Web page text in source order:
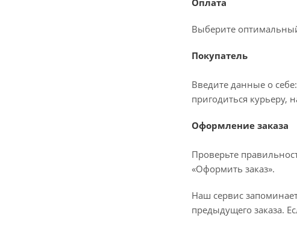
Оплата
Выберите
Покупатель
Введите данные о
пригодиться курьеру,
Оформление заказа
Проверьте
«Оформить заказ».
Наш сервис
предыдущего заказа.